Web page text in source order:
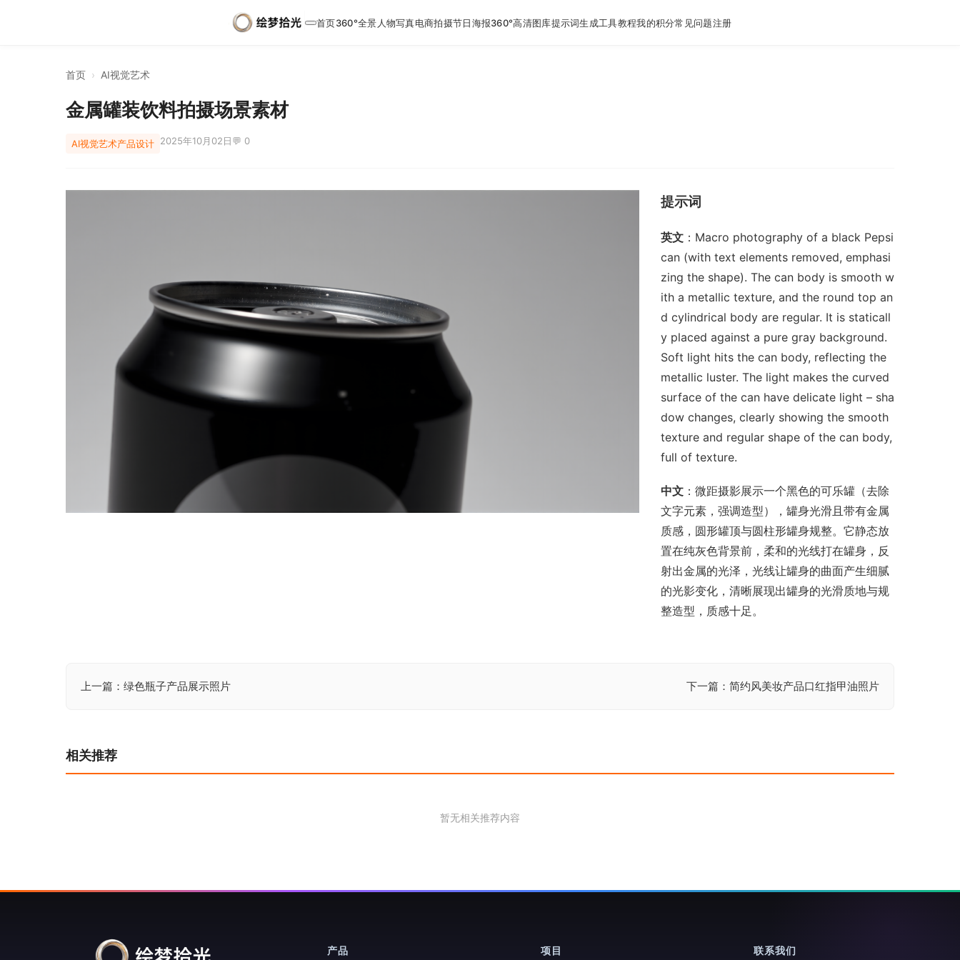
首页360°全景 人物写真电商拍摄节日海报360°高清图库提示词生成工具教程我的积分常见问题注册
首页 › AI视觉艺术
金属罐装饮料拍摄场景素材
AI视觉艺术产品设计 2025年10月02日💬 0
提示词
英文 ：Macro photography of a black Pepsi
can (with text elements removed, emphasi
zing the shape). The can body is smooth w
ith a metallic texture, and the round top an
d cylindrical body are regular. It is staticall
y placed against a pure gray background.
Soft light hits the can body, reflecting the
metallic luster. The light makes the curved
surface of the can have delicate light – sha
dow changes, clearly showing the smooth
texture and regular shape of the can body,
full of texture.
中文 ：微距摄影展示一个黑色的可乐罐（去除
文字元素，强调造型），罐身光滑且带有金属
质感，圆形罐顶与圆柱形罐身规整。它静态放
置在纯灰色背景前，柔和的光线打在罐身，反
射出金属的光泽，光线让罐身的曲面产生细腻
的光影变化，清晰展现出罐身的光滑质地与规
整造型，质感十足。
文
航
上一篇：绿色瓶子产品展示照片 下一篇：简约风美妆产品口红指甲油照片
相关推荐
暂无相关推荐内容
产品 项目 联系我们